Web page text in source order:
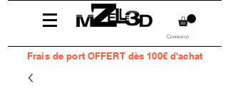
Connexion
Fraisde port OFFERT dès 100€ d'achat